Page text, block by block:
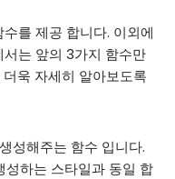
를 제공 합니다. 이외에
는 앞의 3가지 함수만
욱 자세히 알아보도록
성해주는 함수 입니다.
하는 스타일과 동일 합